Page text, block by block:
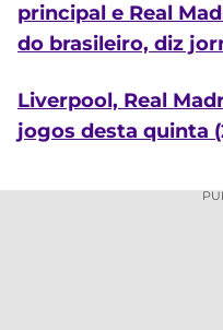
principal e Real
do brasileiro, diz
Liverpool, Real
jogos desta quinta